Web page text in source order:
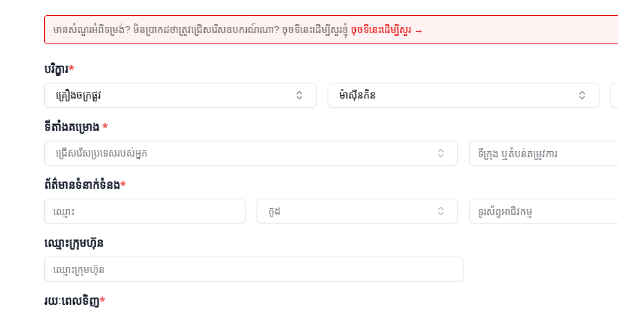
មានសំណួរអំពីទម្រង់? មិនប្រាកដថាត្រូវជ្រើសរើសឧបករណ៍ណា? ចុចទីនេះដើម្បីសួរខ្ញុំ ចុចទីនេះដើម្បីសួរ →
បរិក្ខារ*
គ្រឿងចក្រផ្លូវ ម៉ាស៊ីន​កិន
ទីតាំងគម្រោង*
ជ្រើសរើសប្រទេសរបស់អ្នក
ព័ត៌មានទំនាក់ទំនង*
កូដ
ឈ្មោះក្រុមហ៊ុន
រយៈពេលទិញ*